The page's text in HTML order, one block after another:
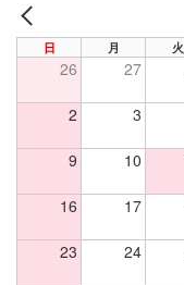
PREV
日 月 火
26 27
2 3
9 10
16 17
23 24